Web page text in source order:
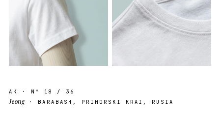
AK · Nº 18 / 36
Jeong· BARABASH, PRIMORSKI KRAI, RUSIA